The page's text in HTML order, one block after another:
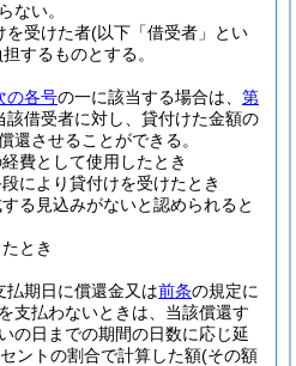
ない。
を受けた者(以下「借受者」とい
するものとする。
の各号の一に該当する場合は、 第
該借受者に対し、貸付けた金額の
還させることができる。
費として使用したとき
により貸付けを受けたとき
る見込みがないと認められると
とき
払期日に償還金又は前条の規定に
支払わないときは、当該償還す
の日までの期間の日数に応じ延
ントの割合で計算した額(その額